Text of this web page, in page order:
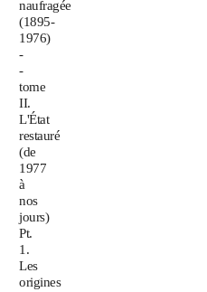
naufragée
(1895-
1976)
-
-
tome
II.
L'État
restauré
(de
1977
à
nos
jours)
Pt.
1.
Les
origines